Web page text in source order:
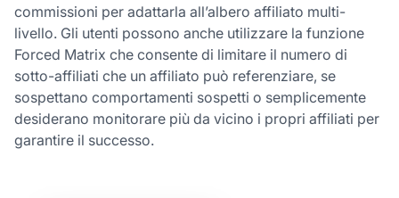
commissioni per adattarla all’albero affiliato multi-
livello. Gli utenti possono anche utilizzare la funzione
Forced Matrix che consente di limitare il numero di
sotto-affiliati che un affiliato può referenziare, se
sospettano comportamenti sospetti o semplicemente
desiderano monitorare più da vicino i propri affiliati per
garantire il successo.